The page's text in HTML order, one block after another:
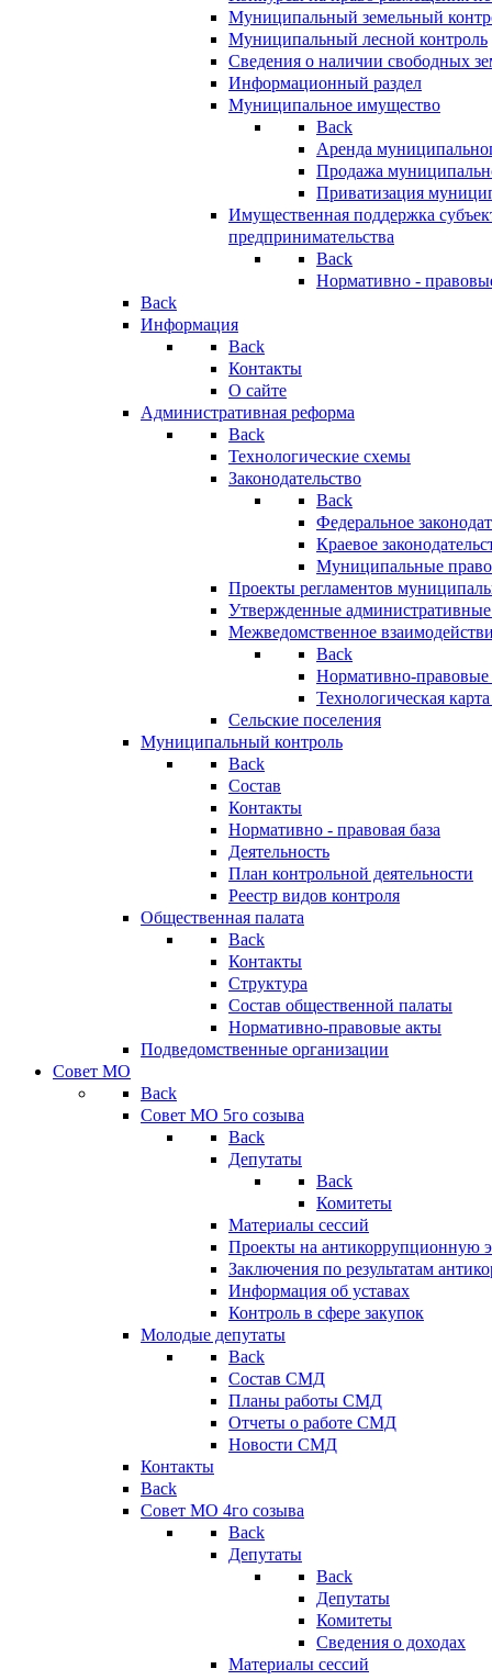
Муниципальный земельный
Муниципальный лесной контроль
Сведения о наличии свободных
Информационный раздел
Муниципальное имущество
Back
Аренда
Продажа
Приватизация
Имущественная поддержка
предпринимательства
Back
Нормативно -
Back
Информация
Back
Контакты
О сайте
Административная реформа
Back
Технологические схемы
Законодательство
Back
Федеральное
Краевое
Муниципальные
Проекты регламентов
Утвержденные
Межведомственное
Back
Нормативно-правовые
Технологическая
Сельские поселения
Муниципальный контроль
Back
Состав
Контакты
Нормативно - правовая база
Деятельность
План контрольной деятельности
Реестр видов контроля
Общественная палата
Back
Контакты
Структура
Состав общественной палаты
Нормативно-правовые акты
Подведомственные организации
Совет МО
Back
Совет МО 5го созыва
Back
Депутаты
Back
Комитеты
Материалы сессий
Проекты на антикоррупционную
Заключения по результатам
Информация об уставах
Контроль в сфере закупок
Молодые депутаты
Back
Состав СМД
Планы работы СМД
Отчеты о работе СМД
Новости СМД
Контакты
Back
Совет МО 4го созыва
Back
Депутаты
Back
Депутаты
Комитеты
Сведения о доходах
Материалы сессий